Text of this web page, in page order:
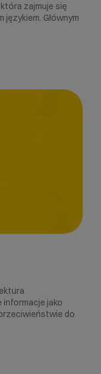
zajmuje się
Głównym
jako
do